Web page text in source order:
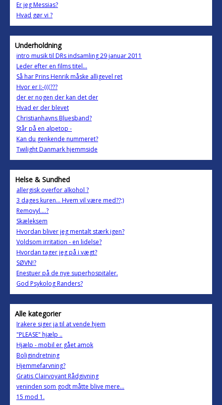
Er jeg Messias?
Hvad gør vi ?
Underholdning
intro musik til DRs indsamling 29 januar 2011
Leder efter en films titel...
Så har Prins Henrik måske alligevel ret
Hvor er I:-(((???
der er nogen der kan det der
Hvad er der blevet
Christianhavns Bluesband?
Står på en alpetop -
Kan du genkende nummeret?
Twilight Danmark hjemmside
Helse & Sundhed
allergisk overfor alkohol ?
3 dages kuren... Hvem vil være med??;)
Removyl....?
Skæleksem
Hvordan bliver jeg mentalt stærk igen?
Voldsom irritation - en lidelse?
Hvordan tager jeg på i vægt?
SØVN!?
Enestuer på de nye superhospitaler.
God Psykolog Randers?
Alle kategorier
Irakere siger ja til at vende hjem
"PLEASE" hjælp ..
Hjælp - mobil er gået amok
Boligindretning
Hjemmefarvning?
Gratis Clairvoyant Rådgivning
veninden som godt måtte blive mere...
15 mod 1.